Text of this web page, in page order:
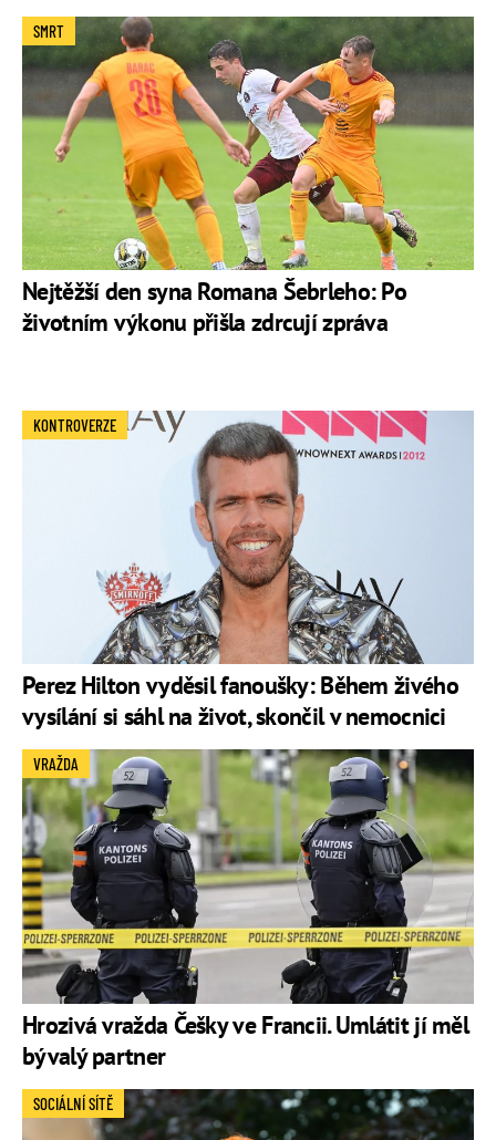
Nejtěžší den syna Romana Šebrleho: Po
životním výkonu přišla zdrcují zpráva
SMRT
Perez Hilton vyděsil fanoušky: Během živého
vysílání si sáhl na život, skončil v nemocnici
KONTROVERZE
Hrozivá vražda Češky ve Francii. Umlátit jí měl
bývalý partner
VRAŽDA
SOCIÁLNÍ SÍTĚ